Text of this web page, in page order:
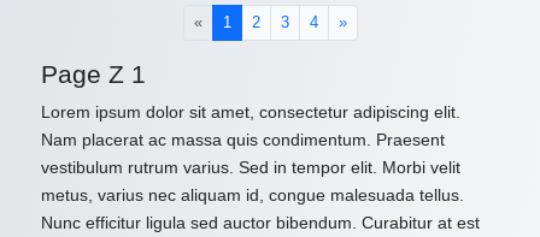
« 1 (current)
2 3 4 »
Page Z 1
Lorem ipsum dolor sit amet, consectetur adipiscing elit.
Nam placerat ac massa quis condimentum. Praesent
vestibulum rutrum varius. Sed in tempor elit. Morbi velit
metus, varius nec aliquam id, congue malesuada tellus.
Nunc efficitur ligula sed auctor bibendum. Curabitur at est